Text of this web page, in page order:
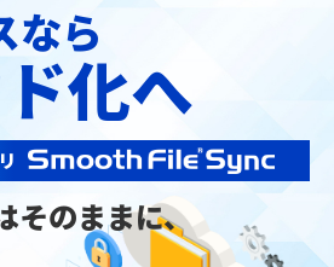
なら
化へ
そのままに、